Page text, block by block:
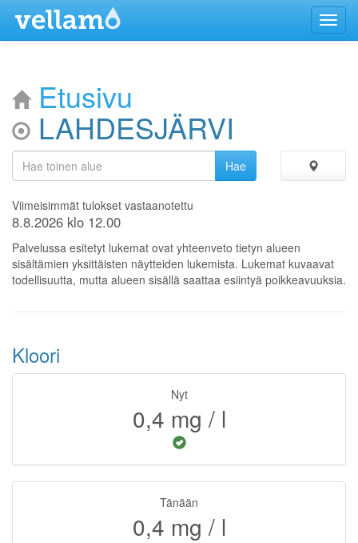
Menu
Etusivu
LAHDESJÄRVI
Viimeisimmät tulokset vastaanotettu
8.8.2026 klo 12.00
Palvelussa esitetyt lukemat ovat yhteenveto tietyn alueen
sisältämien yksittäisten näytteiden lukemista. Lukemat kuvaavat
todellisuutta, mutta alueen sisällä saattaa esiintyä poikkeavuuksia.
Kloori
Nyt
0,4 mg / l
Tänään
0,4 mg / l